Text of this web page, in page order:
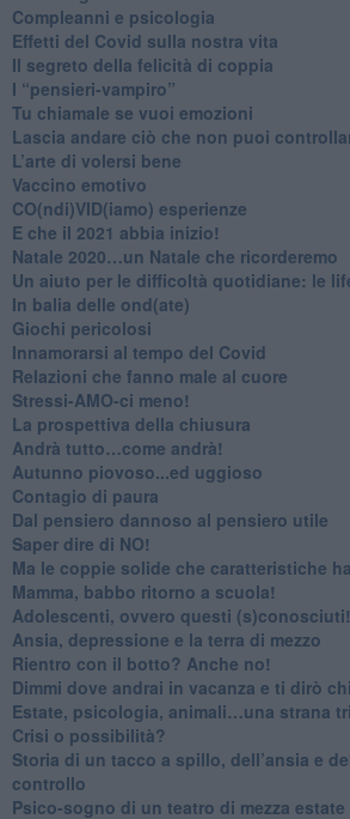
​Compleanni e psicologia
Effetti del Covid sulla nostra vita
Il segreto della felicità di coppia
​I “pensieri-vampiro”
​Tu chiamale se vuoi emozioni
​Lascia andare ciò che non puoi
L’arte di volersi bene
​Vaccino emotivo
CO(ndi)VID(iamo) esperienze
​E che il 2021 abbia inizio!
​Natale 2020…un Natale che ricorderemo
Un aiuto per le difficoltà quotidiane: le
​In balia delle ond(ate)
Giochi pericolosi
Innamorarsi al tempo del Covid
​Relazioni che fanno male al cuore
​Stressi-AMO-ci meno!
​La prospettiva della chiusura
​Andrà tutto…come andrà!
Autunno piovoso...ed uggioso
​Contagio di paura
​Dal pensiero dannoso al pensiero utile
​Saper dire di NO!
​Ma le coppie solide che caratteristiche
​Mamma, babbo ritorno a scuola!
Adolescenti, ovvero questi (s)conosciuti!
Ansia, depressione e la terra di mezzo
​Rientro con il botto? Anche no!
Dimmi dove andrai in vacanza e ti dirò
​Estate, psicologia, animali…una strana
​Crisi o possibilità?
​Storia di un tacco a spillo, dell’ansia e
controllo
​Psico-sogno di un teatro di mezza estate